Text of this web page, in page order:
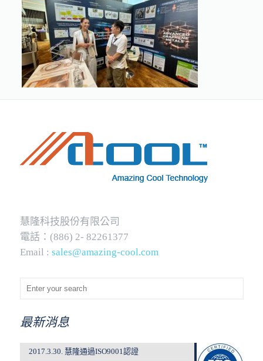
慧隆科技股份有限公司
電話：(886) 2- 82261377
Email : sales@amazing-cool.com
最新消息
2017.3.30. 慧隆通過ISO9001認證